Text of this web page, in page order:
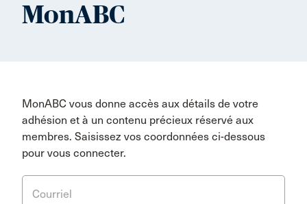
MonABC
MonABC vous donne accès aux détails de votre
adhésion et à un contenu précieux réservé aux
membres. Saisissez vos coordonnées ci-dessous
pour vous connecter.
Courriel